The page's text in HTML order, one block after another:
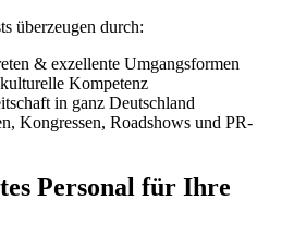
überzeugen durch:
& exzellente Umgangsformen
Kompetenz
in ganz Deutschland
Kongressen, Roadshows und PR-
Personal für Ihre